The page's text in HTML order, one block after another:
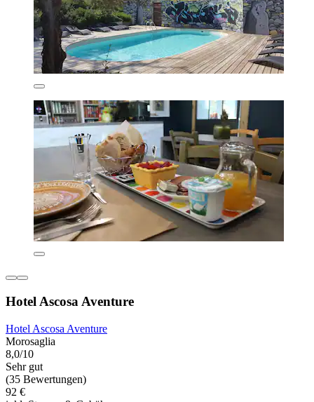
Hotel Ascosa Aventure
Hotel Ascosa Aventure
Morosaglia
8,0/10
Sehr gut
(35 Bewertungen)
92 €